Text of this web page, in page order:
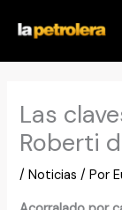
contenido
Las
Roberti
/Noticias / Por